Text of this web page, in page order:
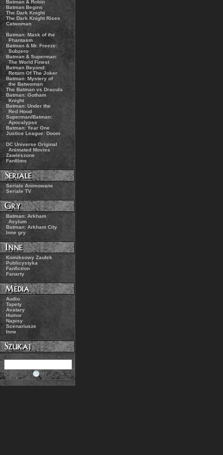
.: Batman & Robin
.: Batman Begins
.: The Dark Knight
.: The Dark Knight Rises
.: Catwoman
.:Batman: Mask of the
Phantasm
.: Batman & Mr. Freeze:
Subzero
.: Batman & Superman:
The World Finest
.: Batman Beyond:
Return Of The Joker
.: Batman: Mystery of
the Batwoman
.: The Batman vs Dracula
.: Batman: Gotham
Knight
.: Batman: Under the
Red Hood
.: Superman/Batman:
Apocalypse
.: Batman: Year One
.: Justice League: Doom
.: DC Universe Original
Animated Movies
.: Zawieszone
.: Fanfilms
.: Seriale Animowane
.: Seriale TV
.: Batman: Arkham
Asylum
.: Batman: Arkham City
.:Inne gry
.: Komiksowy Zaułek
.: Publicystyka
.: Fanfiction
.:Fanarty
.: Audio
.: Tapety
.: Avatary
.:Humor
.: Napisy
.: Scenariusze
.: Inne